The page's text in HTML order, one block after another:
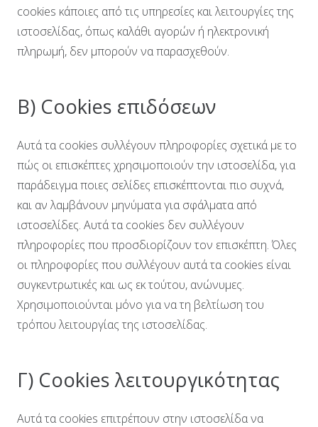
cookies κάποιες από τις υπηρεσίες και λειτουργίες της
ιστοσελίδας, όπως καλάθι αγορών ή ηλεκτρονική
πληρωμή, δεν μπορούν να παρασχεθούν.
Β) Cookies επιδόσεων
Αυτά τα cookies συλλέγουν πληροφορίες σχετικά με το
πώς οι επισκέπτες χρησιμοποιούν την ιστοσελίδα, για
παράδειγμα ποιες σελίδες επισκέπτονται πιο συχνά,
και αν λαμβάνουν μηνύματα για σφάλματα από
ιστοσελίδες. Αυτά τα cookies δεν συλλέγουν
πληροφορίες που προσδιορίζουν τον επισκέπτη. Όλες
οι πληροφορίες που συλλέγουν αυτά τα cookies είναι
συγκεντρωτικές και ως εκ τούτου, ανώνυμες.
Χρησιμοποιούνται μόνο για να τη βελτίωση του
τρόπου λειτουργίας της ιστοσελίδας.
Γ) Cookies λειτουργικότητας
Αυτά τα cookies επιτρέπουν στην ιστοσελίδα να